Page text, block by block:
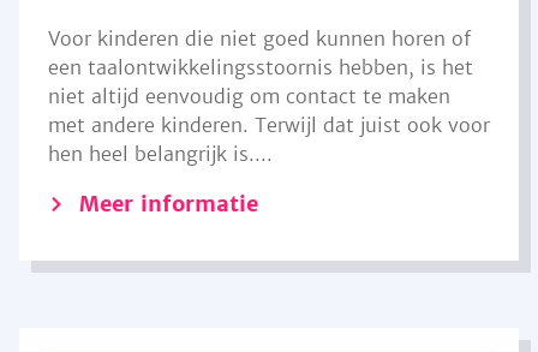
Voor kinderen die niet goed kunnen horen of
een taalontwikkelingsstoornis hebben, is het
niet altijd eenvoudig om contact te maken
met andere kinderen. Terwijl dat juist ook voor
hen heel belangrijk is....
Meer informatie